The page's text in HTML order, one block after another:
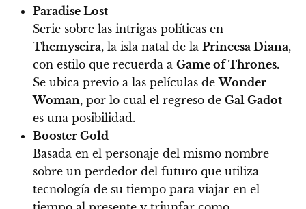
Paradise Lost
Serie sobre las intrigas políticas en
Themyscira, la isla natal de la Princesa Diana,
con estilo que recuerda a Game of Thrones.
Se ubica previo a las películas deWonder
Woman, por lo cual el regreso de Gal Gadot
es una posibilidad.
Booster Gold
Basada en el personaje del mismo nombre
sobre un perdedor del futuro que utiliza
tecnología de su tiempo para viajar en el